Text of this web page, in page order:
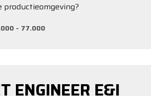
productieomgeving?
- 77.000
ENGINEER E&I